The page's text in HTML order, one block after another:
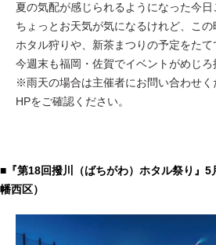
夏の気配が感じられるようになった今日
ちょっとお天気が気になるけれど、こ
ホタル狩りや、新茶まつりの予定をたて
今週末も福岡・佐賀でイベントがめじろ
※雨天の場合は主催者にお問い合わせく
HPをご確認ください。
■『第18回撥川（ばちがわ）ホタル祭り』5
幡西区）